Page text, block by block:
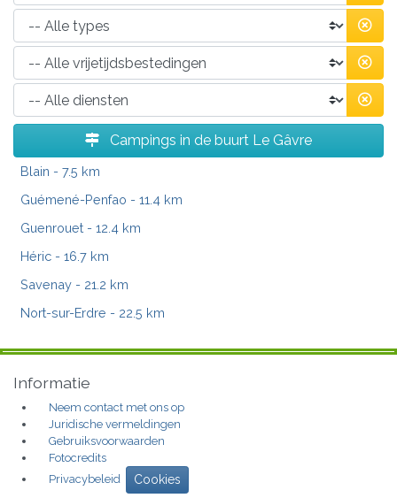
Campings in de buurt Le Gâvre
Blain - 7.5 km
Guémené-Penfao - 11.4 km
Guenrouet - 12.4 km
Héric - 16.7 km
Savenay - 21.2 km
Nort-sur-Erdre - 22.5 km
Informatie
Neem contact met ons op
Juridische vermeldingen
Gebruiksvoorwaarden
Fotocredits
Privacybeleid
Cookies